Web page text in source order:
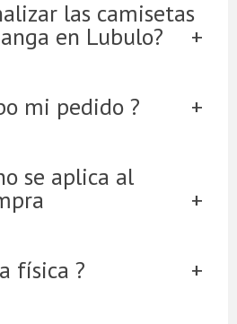
las camisetas
en Lubulo?
mi pedido ?
se aplica al
física ?